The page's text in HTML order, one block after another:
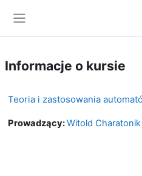
Informacje o kursie
Teoria i zastosowania
Prowadzący:Witold Charatonik